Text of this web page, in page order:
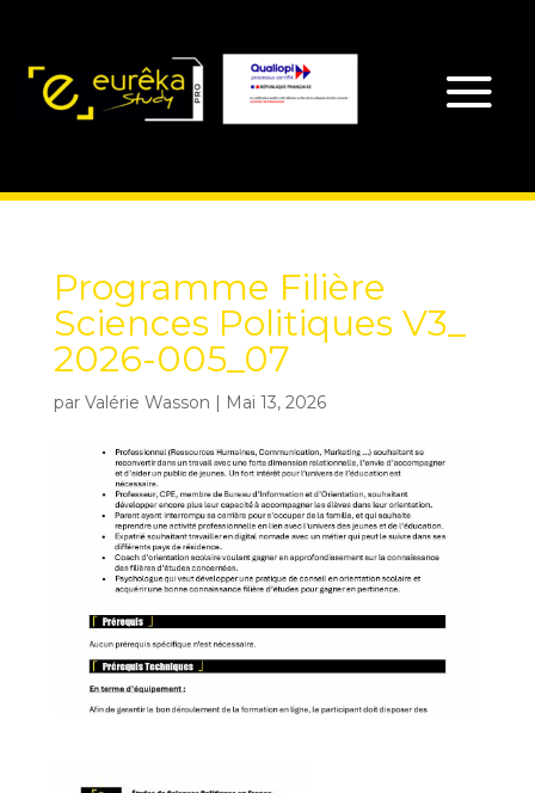
Programme Filière
Sciences Politiques V3_
2026-005_07
par Valérie Wasson | Mai 13, 2026